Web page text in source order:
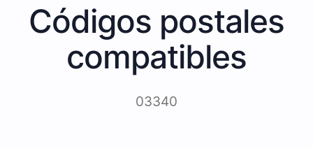
Códigos postales
compatibles
03340